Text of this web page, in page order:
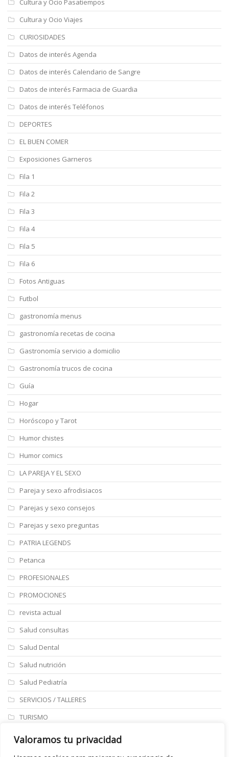
Valoramos tu privacidad
Cultura y Ocio Pasatiempos
Cultura y Ocio Viajes
CURIOSIDADES
Datos de interés Agenda
Datos de interés Calendario de Sangre
Datos de interés Farmacia de Guardia
Datos de interés Teléfonos
DEPORTES
EL BUEN COMER
Exposiciones Garneros
Fila 1
Fila 2
Fila 3
Fila 4
Fila 5
Fila 6
Fotos Antiguas
Futbol
gastronomía menus
gastronomía recetas de cocina
Gastronomía servicio a domicilio
Gastronomía trucos de cocina
Guía
Hogar
Horóscopo y Tarot
Humor chistes
Humor comics
LA PAREJA Y EL SEXO
Pareja y sexo afrodisiacos
Parejas y sexo consejos
Parejas y sexo preguntas
PATRIA LEGENDS
Petanca
PROFESIONALES
PROMOCIONES
revista actual
Salud consultas
Salud Dental
Salud nutrición
Salud Pediatría
SERVICIOS / TALLERES
TURISMO
ULTIMAS NOTICIAS